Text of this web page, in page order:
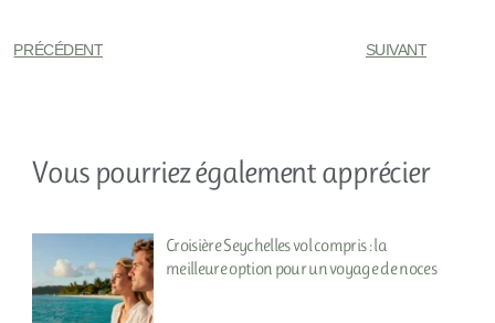
PRÉCÉDENT SUIVANT
Vous pourriez également apprécier
Croisière Seychelles vol compris : la
meilleure option pour un voyage de noces